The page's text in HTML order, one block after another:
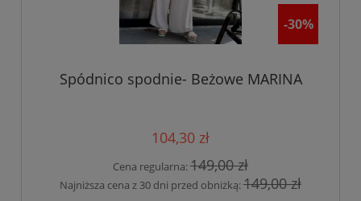
-30%
Spódnico spodnie- Beżowe MARINA
104,30 zł
Cena regularna:149,00 zł
Najniższa cena z 30 dni przed obniżką:149,00 zł